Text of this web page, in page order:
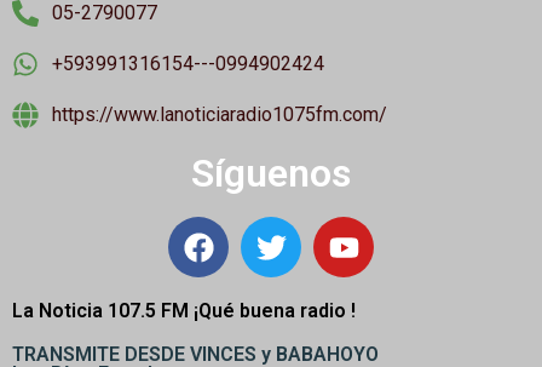
05-2790077
+593991316154---0994902424
https://www.lanoticiaradio1075fm.com/
Síguenos
La Noticia 107.5 FM ¡Qué buena radio !
TRANSMITE DESDE VINCES y BABAHOYO